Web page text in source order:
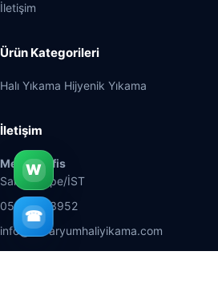
İletişim
Ürün Kategorileri
Halı Yıkama Hijyenik Yıkama
İletişim
Merkez Ofis
Sancaktepe/İST
05323693952
info@akvaryumhaliyikama.com
W
☎